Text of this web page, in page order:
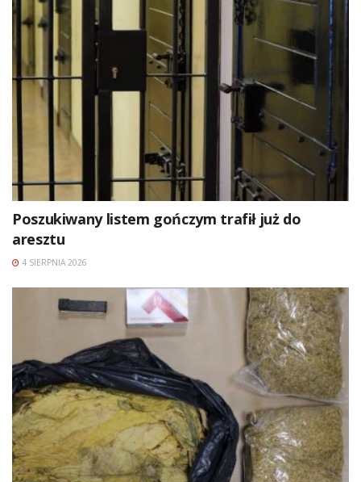
Poszukiwany listem gończym trafił już do
aresztu
4 SIERPNIA 2026